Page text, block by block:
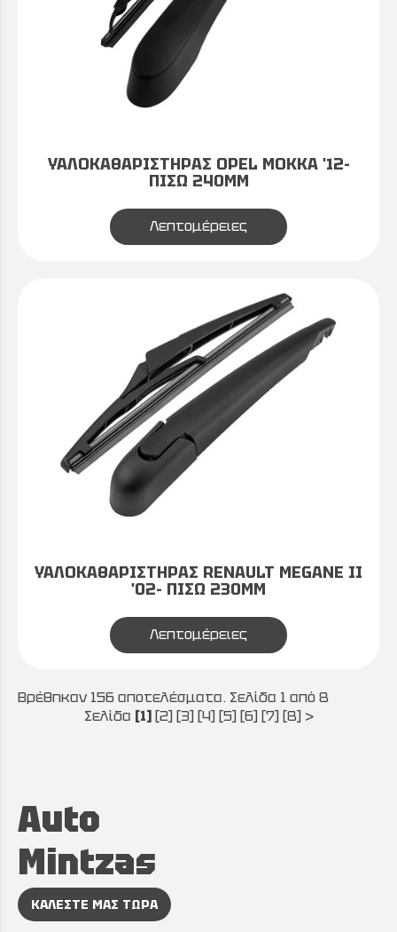
ΥΑΛΟΚΑΘΑΡΙΣΤΗΡΑΣ OPEL MOKKA '12-
ΠΙΣΩ 240MM
Λεπτομέρειες
ΥΑΛΟΚΑΘΑΡΙΣΤΗΡΑΣ RENAULT MEGANE II
'02- ΠΙΣΩ 230MM
Λεπτομέρειες
Βρέθηκαν 156 αποτελέσματα. Σελίδα 1 από 8
Σελίδα [1] [2] [3] [4] [5] [6] [7] [8] >
Auto
Mintzas
ΚΑΛΕΣΤΕ ΜΑΣ ΤΩΡΑ